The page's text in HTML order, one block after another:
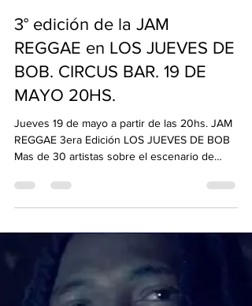
SELECTOR CONCIENCIA
16 may 2022
1 min de lectura
3° edición de la JAM
REGGAE en LOS JUEVES DE
MAYO 20HS.
Jueves 19 de mayo a partir de las 20hs. JAM
@circus.bar.....